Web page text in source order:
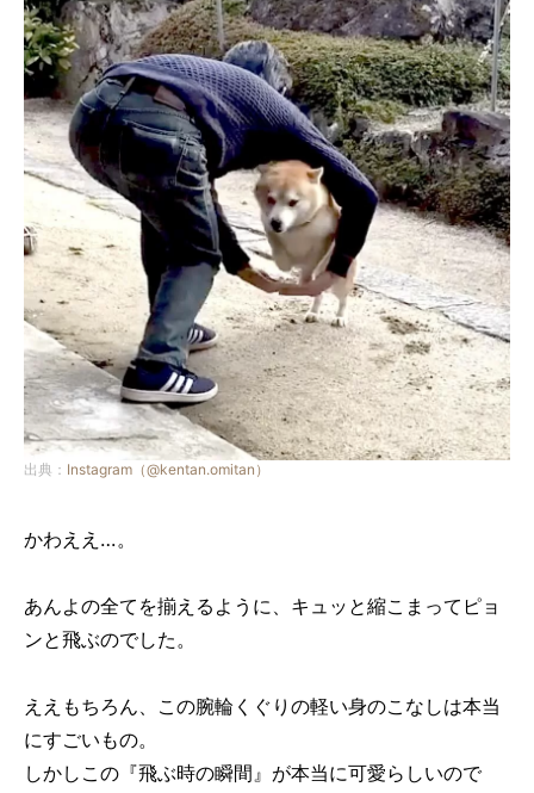
出典： Instagram（@kentan.omitan）
かわええ…。
あんよの全てを揃えるように、キュッと縮こまってピョ
ンと飛ぶのでした。
ええもちろん、この腕輪くぐりの軽い身のこなしは本当
にすごいもの。
しかしこの『飛ぶ時の瞬間』が本当に可愛らしいので